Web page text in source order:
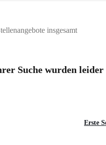
insgesamt
Suche wurden leider
Erste
Erste